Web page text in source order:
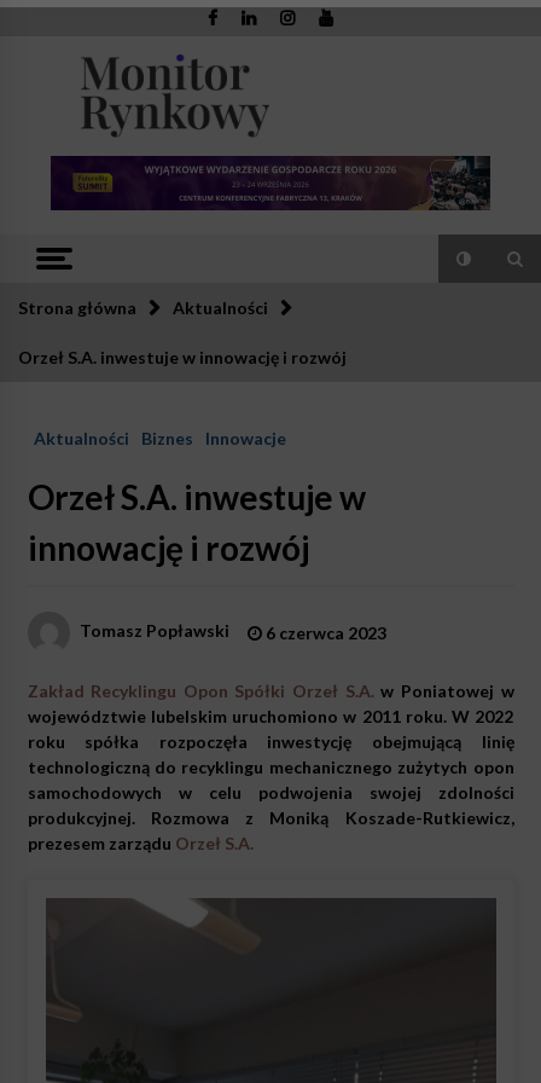
Skip
Monitor
Rynkowy
Strona główna Aktualności
Orzeł S.A. inwestuje w innowację i rozwój
Aktualności Biznes Innowacje
Orzeł S.A. inwestuje w
innowację i rozwój
Tomasz Popławski 6 czerwca 2023
Zakład Recyklingu Opon Spółki Orzeł S.A. w Poniatowej w
województwie lubelskim uruchomiono w 2011 roku. W 2022
roku spółka rozpoczęła inwestycję obejmującą linię
technologiczną do recyklingu mechanicznego zużytych opon
samochodowych w celu podwojenia swojej zdolności
produkcyjnej. Rozmowa z Moniką Koszade-Rutkiewicz,
prezesem zarządu Orzeł S.A.